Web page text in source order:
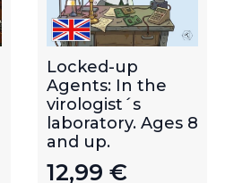
Locked-up
Agents: In the
virologist´s
laboratory. Ages 8
and up.
12,99 €